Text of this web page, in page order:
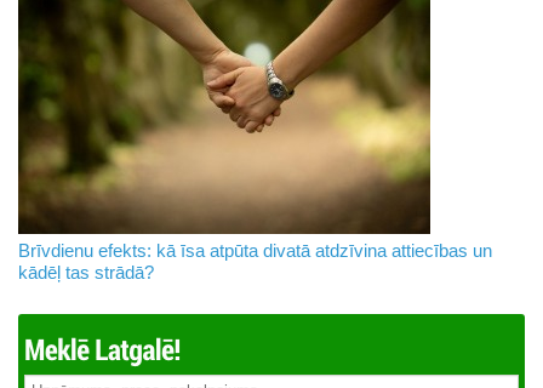
Brīvdienu efekts: kā īsa atpūta divatā atdzīvina attiecības un
kādēļ tas strādā?